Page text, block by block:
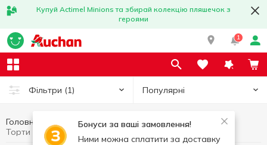
Купуй Actimel Minions та збирай колекцію пляшечок з
героями
1
Фільтри (1) Популярні
Бонуси за ваші замовлення!
Ними можна сплатити за доставку
Головна Солодощі
Торти і тістечка